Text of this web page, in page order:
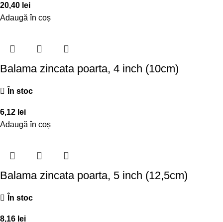
20,40 lei
Adaugă în coș
Balama zincata poarta, 4 inch (10cm)
În stoc
6,12 lei
Adaugă în coș
Balama zincata poarta, 5 inch (12,5cm)
În stoc
8,16 lei